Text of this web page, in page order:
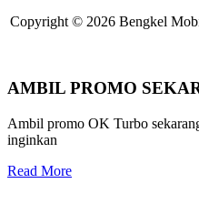
Copyright © 2026 Bengkel
AMBIL PROMO
Ambil promo OK Turbo
inginkan
Read More